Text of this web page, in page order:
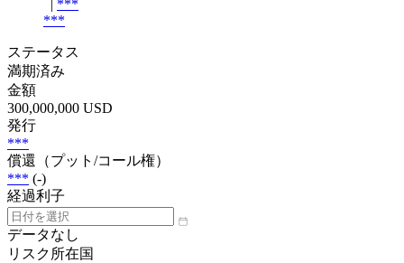
***
***
ステータス
満期済み
金額
300,000,000 USD
発行
***
償還（プット/コール権）
*** (-)
経過利子
データなし
リスク所在国